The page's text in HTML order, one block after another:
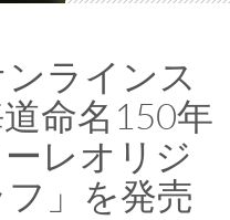
ラインス
命名150年
レオリジ
」を発売